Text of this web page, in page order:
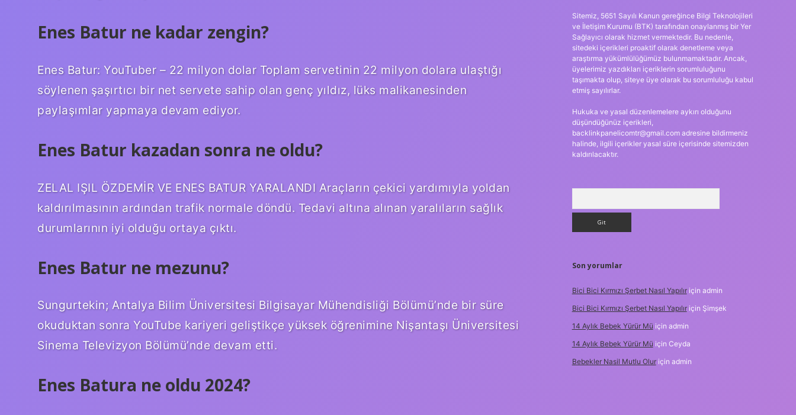
Enes Batur ne kadar zengin?
Enes Batur: YouTuber – 22 milyon dolar Toplam servetinin 22 milyon dolara ulaştığı
söylenen şaşırtıcı bir net servete sahip olan genç yıldız, lüks malikanesinden
paylaşımlar yapmaya devam ediyor.
Enes Batur kazadan sonra ne oldu?
ZELAL IŞIL ÖZDEMİR VE ENES BATUR YARALANDI Araçların çekici yardımıyla yoldan
kaldırılmasının ardından trafik normale döndü. Tedavi altına alınan yaralıların sağlık
durumlarının iyi olduğu ortaya çıktı.
Enes Batur ne mezunu?
Sungurtekin; Antalya Bilim Üniversitesi Bilgisayar Mühendisliği Bölümü’nde bir süre
okuduktan sonra YouTube kariyeri geliştikçe yüksek öğrenimine Nişantaşı Üniversitesi
Sinema Televizyon Bölümü’nde devam etti.
Enes Batura ne oldu 2024?
Sitemiz, 5651 Sayılı Kanun gereğince Bilgi Teknolojileri
ve İletişim Kurumu (BTK) tarafından onaylanmış bir Yer
Sağlayıcı olarak hizmet vermektedir. Bu nedenle,
sitedeki içerikleri proaktif olarak denetleme veya
araştırma yükümlülüğümüz bulunmamaktadır. Ancak,
üyelerimiz yazdıkları içeriklerin sorumluluğunu
taşımakta olup, siteye üye olarak bu sorumluluğu kabul
etmiş sayılırlar.
Hukuka ve yasal düzenlemelere aykırı olduğunu
düşündüğünüz içerikleri,
backlinkpanelicomtr@gmail.comadresine bildirmeniz
halinde, ilgili içerikler yasal süre içerisinde sitemizden
kaldırılacaktır.
Son yorumlar
Bici Bici Kırmızı Şerbet Nasıl Yapılıriçin admin
Bici Bici Kırmızı Şerbet Nasıl Yapılıriçin Şimşek
14 Aylık Bebek Yürür Mü için admin
14 Aylık Bebek Yürür Mü için Ceyda
Bebekler Nasil Mutlu Oluriçin admin